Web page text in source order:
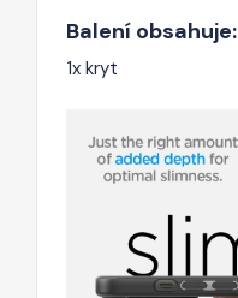
Balení obsahuje:
1x kryt